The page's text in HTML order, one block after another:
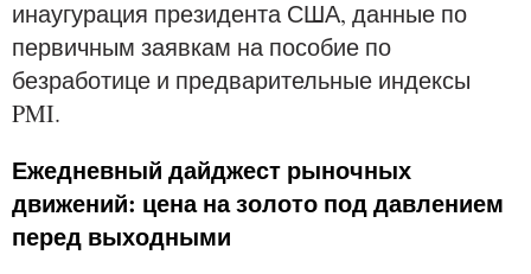
инаугурация президента США, данные по
первичным заявкам на пособие по
безработице и предварительные индексы
PMI.
Ежедневный дайджест рыночных
движений: цена на золото под давлением
перед выходными